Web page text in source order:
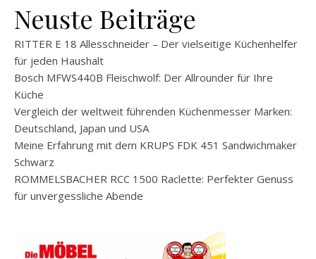
Neuste Beiträge
RITTER E 18 Allesschneider – Der vielseitige Küchenhelfer
für jeden Haushalt
Bosch MFWS440B Fleischwolf: Der Allrounder für Ihre
Küche
Vergleich der weltweit führenden Küchenmesser Marken:
Deutschland, Japan und USA
Meine Erfahrung mit dem KRUPS FDK 451 Sandwichmaker
Schwarz
ROMMELSBACHER RCC 1500 Raclette: Perfekter Genuss
für unvergessliche Abende